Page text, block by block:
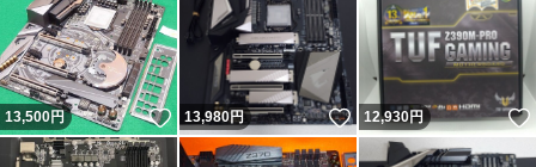
い場合はメール（取引ナビ）にて
お問い合わせください）
○送り先住所が届き次第、当方より落札者様へ、金額と振
13,500円 いいね！
13,980円 いいね！
12,930円